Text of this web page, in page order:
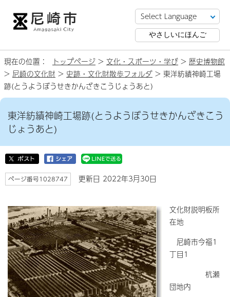
やさしいにほんご
現在の位置： トップページ > 文化・スポーツ・学び > 歴史博物館
> 尼崎の文化財 > 史跡・文化財散歩フォルダ > 東洋紡績神崎工場
跡(とうようぼうせきかんざきこうじょうあと)
東洋紡績神崎工場跡(とうようぼうせきかんざきこう
じょうあと)
ページ番号1028747 更新日 2022年3月30日
文化財説明板所
在地
尼崎市今福1
丁目1
杭瀬
団地内